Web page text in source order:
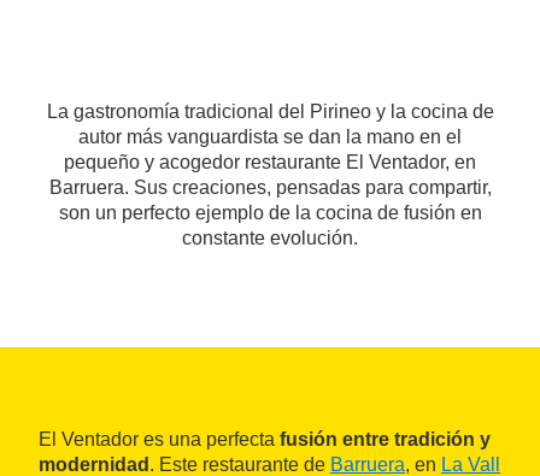
La gastronomía tradicional del Pirineo y la cocina de
autor más vanguardista se dan la mano en el
pequeño y acogedor restaurante El Ventador, en
Barruera. Sus creaciones, pensadas para compartir,
son un perfecto ejemplo de la cocina de fusión en
constante evolución.
El Ventador es una perfecta fusión entre tradición y
modernidad . Este restaurante de Barruera, en La Vall